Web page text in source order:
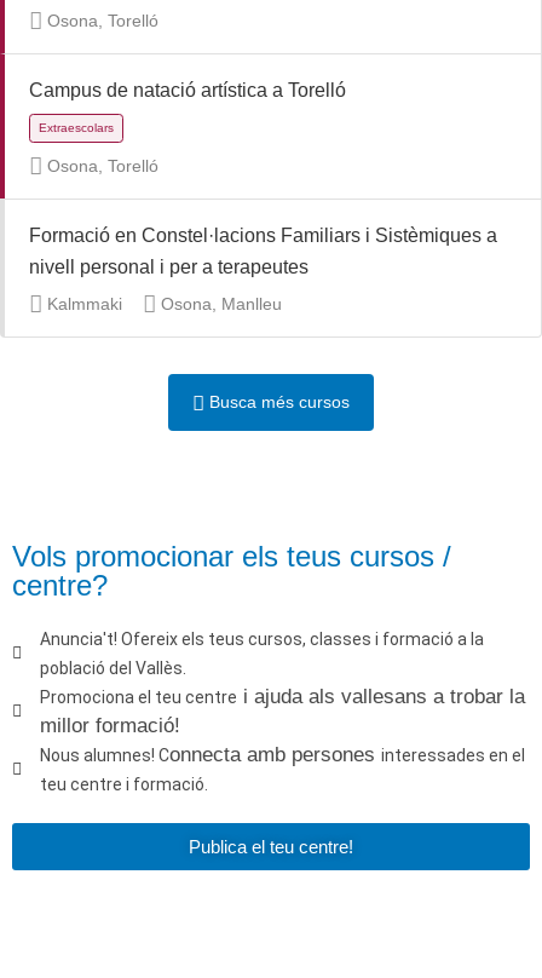
Osona, Torelló
Campus de natació artística a Torelló
Osona, Torelló
Formació en Constel·lacions Familiars i Sistèmiques a
nivell personal i per a terapeutes
Kalmmaki Osona, Manlleu
Busca més cursos
Vols promocionar els teus cursos /
centre?
Anuncia't! Ofereix els teus cursos, classes i formació a la
població del Vallès.
Promociona el teu centre i ajuda als vallesans a trobar la
millor formació!
Nous alumnes! Connecta amb persones interessades en el
teu centre i formació.
Publica el teu centre!